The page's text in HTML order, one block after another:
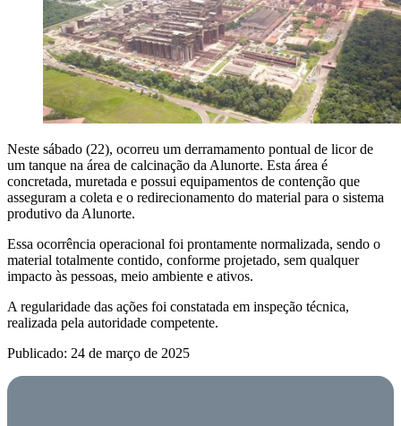
Neste sábado (22), ocorreu um derramamento pontual de licor de
um tanque na área de calcinação da Alunorte. Esta área é
concretada, muretada e possui equipamentos de contenção que
asseguram a coleta e o redirecionamento do material para o sistema
produtivo da Alunorte.
Essa ocorrência operacional foi prontamente normalizada, sendo o
material totalmente contido, conforme projetado, sem qualquer
impacto às pessoas, meio ambiente e ativos.
A regularidade das ações foi constatada em inspeção técnica,
realizada pela autoridade competente.
Publicado: 24 de março de 2025